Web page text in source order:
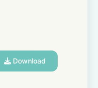
Download